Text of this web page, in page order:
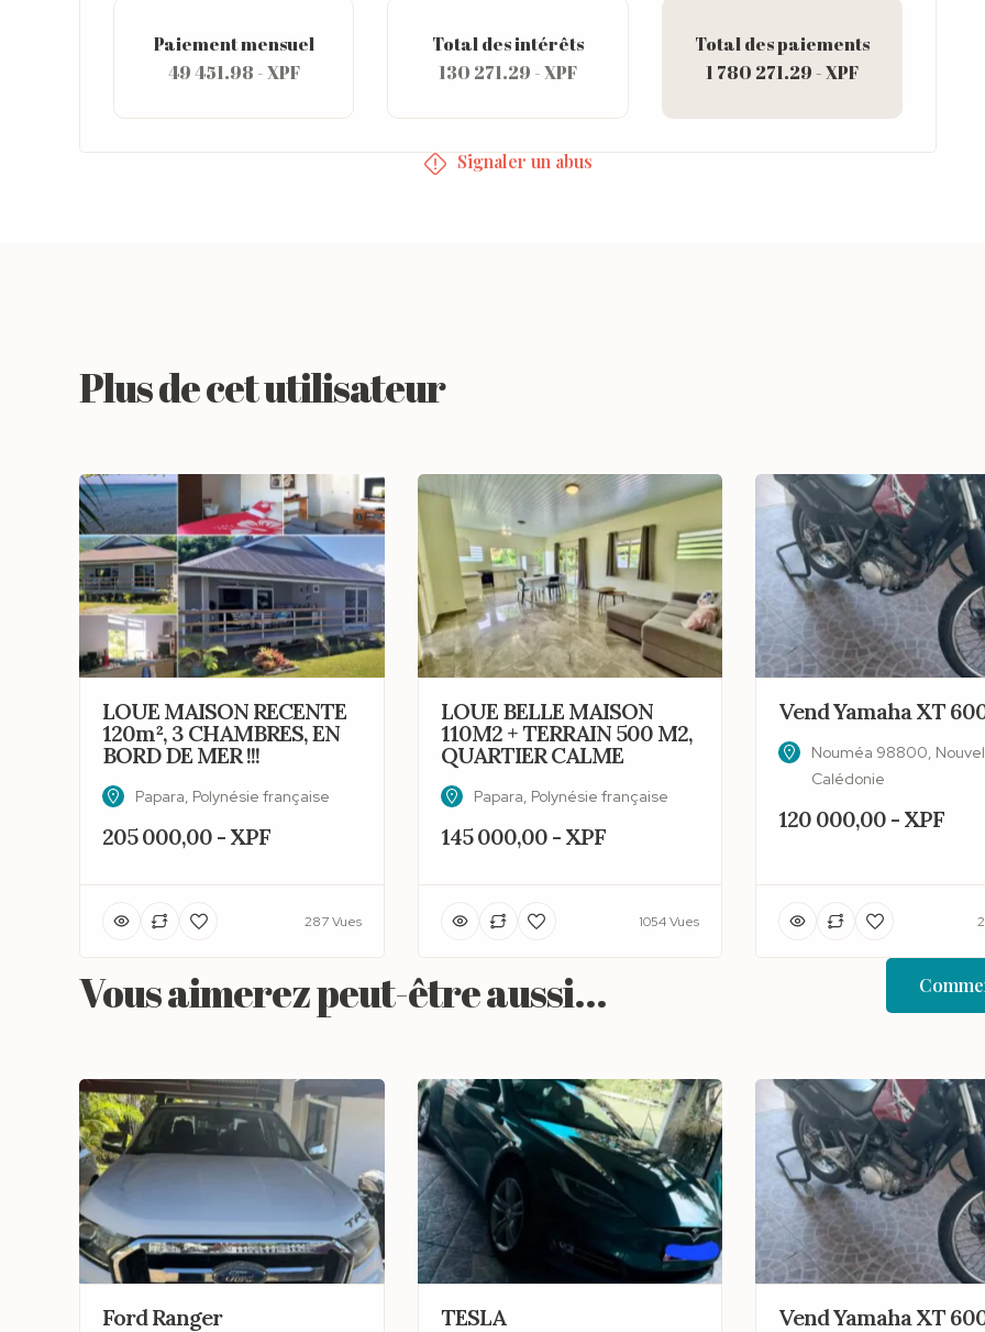
Paiement mensuel
49 451.98 - XPF
Total des intérêts
130 271.29 - XPF
Total des paiements
1 780 271.29 - XPF
Signaler un abus
Plus de cet utilisateur
LOUE MAISON RECENTE
120m², 3 CHAMBRES, EN
BORD DE MER !!!
Papara, Polynésie française
205 000,00 - XPF
287 Vues
LOUE BELLE MAISON
110M2 + TERRAIN 500 M2,
QUARTIER CALME
Papara, Polynésie française
145 000,00 - XPF
1054 Vues
Vend Yamaha XT
Nouméa 98800,
Calédonie
120 000,00 - XPF
Vous aimerez peut-être aussi...
Ford Ranger TESLA Vend Yamaha XT